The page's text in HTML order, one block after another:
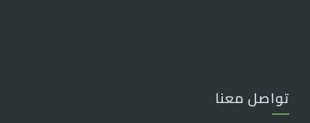
تواصل معنا